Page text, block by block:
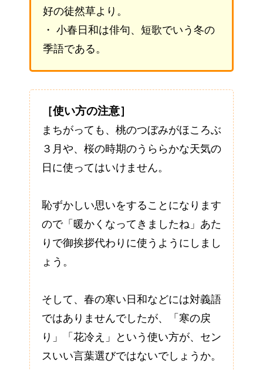
好の徒然草より。
・ 小春日和は俳句、短歌でいう冬の
季語である。
［使い方の注意］
まちがっても、桃のつぼみがほころぶ
３月や、桜の時期のうららかな天気の
日に使ってはいけません。
恥ずかしい思いをすることになります
ので「暖かくなってきましたね」あた
りで御挨拶代わりに使うようにしまし
ょう。
そして、春の寒い日和などには対義語
ではありませんでしたが、「寒の戻
り」「花冷え」という使い方が、セン
スいい言葉選びではないでしょうか。